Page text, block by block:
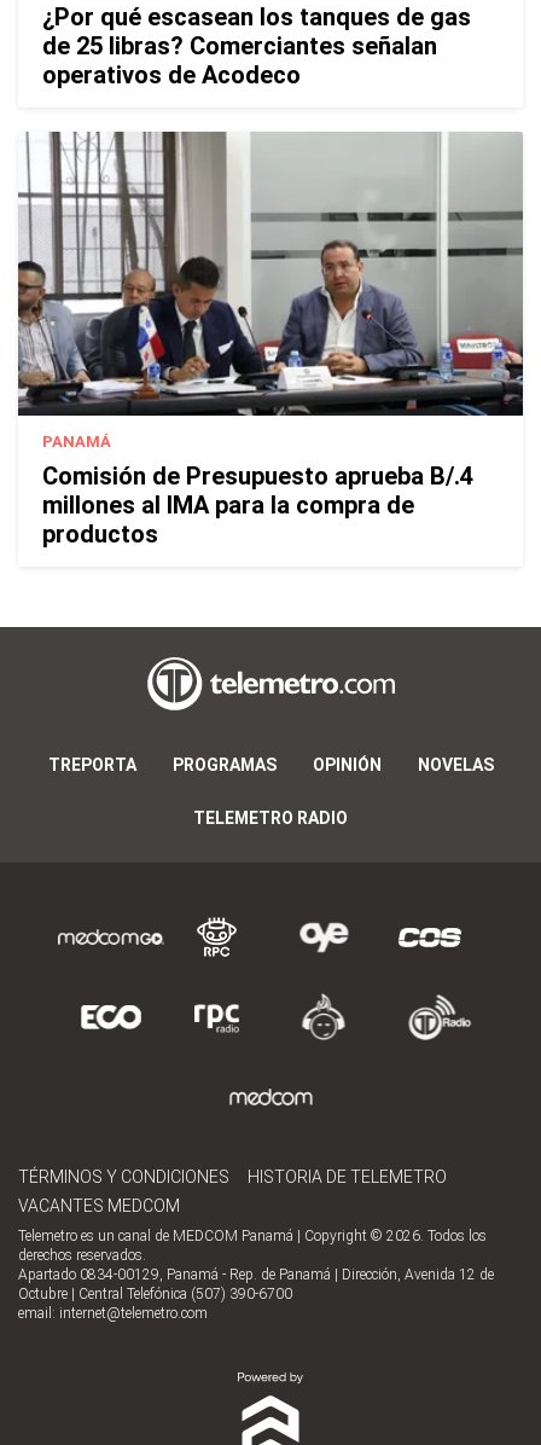
¿Por qué escasean los tanques de gas
de 25 libras? Comerciantes señalan
operativos de Acodeco
PANAMÁ
Comisión de Presupuesto aprueba B/.4
millones al IMA para la compra de
productos
TREPORTA PROGRAMAS OPINIÓN NOVELAS
TELEMETRO RADIO
TÉRMINOS Y CONDICIONES
HISTORIA DE TELEMETRO
VACANTES MEDCOM
Telemetro es un canal de MEDCOM Panamá | Copyright © 2026. Todos los
derechos reservados.
Apartado 0834-00129, Panamá - Rep. de Panamá | Dirección, Avenida 12 de
Octubre | Central Telefónica (507) 390-6700
email: internet@telemetro.com